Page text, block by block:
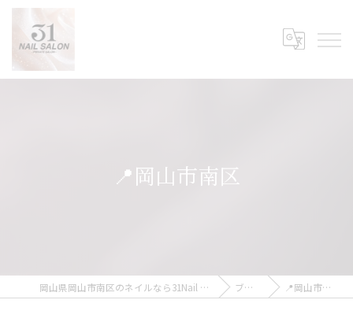
📍岡山市南区
岡山県岡山市南区のネイルなら31Nail Salon ブログ 📍岡山市南区